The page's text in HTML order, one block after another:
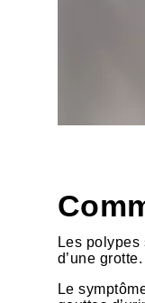
HTML
Les
d’une grotte.
Le